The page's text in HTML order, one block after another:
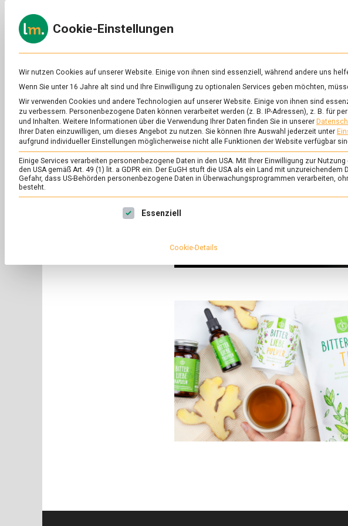
to
content
zu
&
Ernährung
SCHLAGWORT: LAVENDEL
Cookie-Einstellungen
Wir nutzen Cookies auf unserer Website. Einige von ihnen sind essenziell, während andere uns
Wenn Sie unter 16 Jahre alt sind und Ihre Einwilligung zu optionalen Services geben möchten,
Wir verwenden Cookies und andere Technologien auf unserer Website. Einige von ihnen sind
zu verbessern. Personenbezogene Daten können verarbeitet werden (z. B. IP-Adressen), z. B. für
und Inhalten. Weitere Informationen über die Verwendung Ihrer Daten finden Sie in unserer
Ihrer Daten einzuwilligen, um dieses Angebot zu nutzen. Sie können Ihre Auswahl jederzeit unter
aufgrund individueller Einstellungen möglicherweise nicht alle Funktionen der Website verfügbar
Einige Services verarbeiten personenbezogene Daten in den USA. Mit Ihrer Einwilligung zur
den USA gemäß Art. 49 (1) lit. a GDPR ein. Der EuGH stuft die USA als ein Land mit
Gefahr, dass US-Behörden personenbezogene Daten in Überwachungsprogrammen verarbeiten,
besteht.
Es folgt eine Liste der Service-Gruppen, für die eine Einwilligung erteilt
Essenziell
Cookie-Details